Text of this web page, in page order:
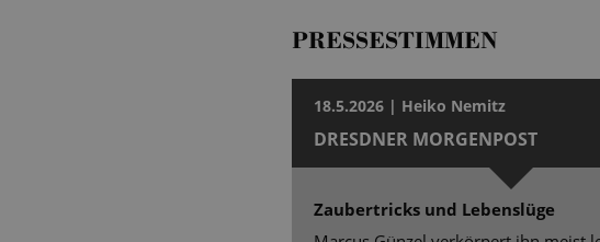
PRESSESTIMMEN
18.5.2026 | Heiko Nemitz
DRESDNER MORGENPOST
Zaubertricks und Lebenslüge